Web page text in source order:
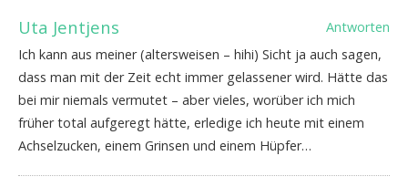
Uta Jentjens
Antworten
Ich kann aus meiner (altersweisen – hihi) Sicht ja auch sagen,
dass man mit der Zeit echt immer gelassener wird. Hätte das
bei mir niemals vermutet – aber vieles, worüber ich mich
früher total aufgeregt hätte, erledige ich heute mit einem
Achselzucken, einem Grinsen und einem Hüpfer…